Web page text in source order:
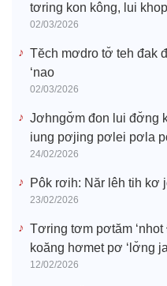
tơring kon kông, lui
02/03/2026
Tĕch mơdro tơ̆ teh đak
‘nao
02/03/2026
Jơhngơ̆m đon lui đơ̆ng
iung pơjing pơlei pơla
24/02/2026
Pôk rơih: Năr lêh tih kơ
23/02/2026
Tơring tơm pơtăm
koăng hơmet pơ ‘lơ̆ng
12/02/2026